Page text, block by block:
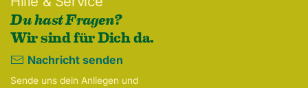
Du hast Fragen?
Wir sind für Dich da.
Nachricht senden
Sende uns dein Anliegen und